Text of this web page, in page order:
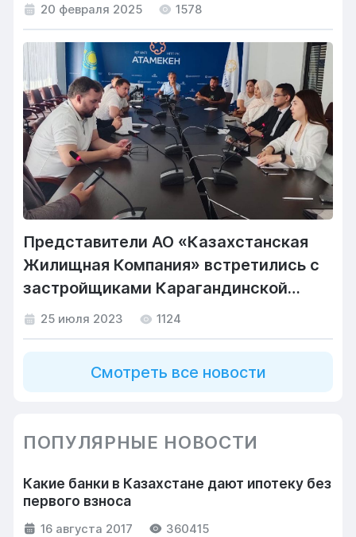
20 февраля 2025 1578
Представители АО «Казахстанская
Жилищная Компания» встретились с
застройщиками Карагандинской
области
25 июля 2023 1124
Смотреть все новости
ПОПУЛЯРНЫЕ НОВОСТИ
Какие банки в Казахстане дают ипотеку без
первого взноса
16 августа 2017 360415